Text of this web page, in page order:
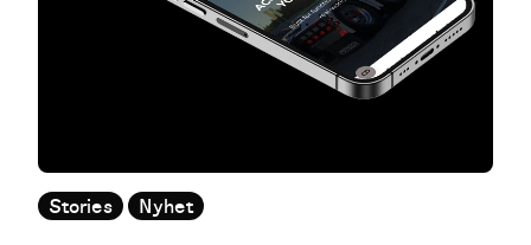
Stories Nyhet